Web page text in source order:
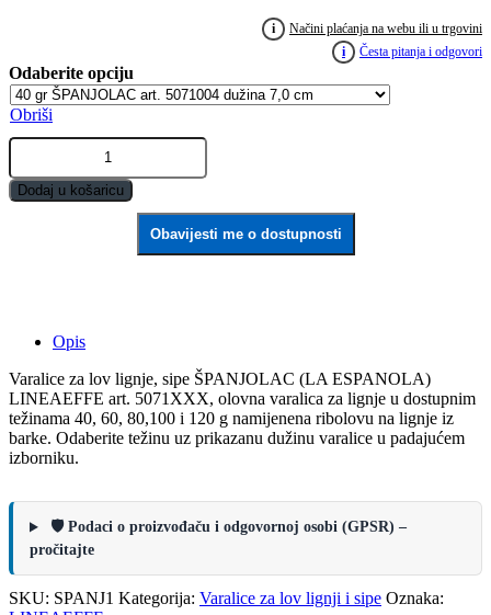
2.61€
do
3.32€
i
Načini plaćanja na webu ili u trgovini
i
Česta pitanja i odgovori
Obriši
Varalice
lov
lignje,
Dodaj u košaricu
Obavijesti me o dostupnosti
Opis
Varalice za lov lignje, sipe ŠPANJOLAC (LA ESPANOLA)
LINEAEFFE art. 5071XXX, olovna varalica za lignje u dostupnim
težinama 40, 60, 80,100 i 120 g namijenena ribolovu na lignje iz
barke. Odaberite težinu uz prikazanu dužinu varalice u padajućem
izborniku.
🛡️ Podaci o proizvođaču i odgovornoj osobi (GPSR) –
pročitajte
SKU: SPANJ1 Kategorija: Varalice za lov lignji i sipe Oznaka: